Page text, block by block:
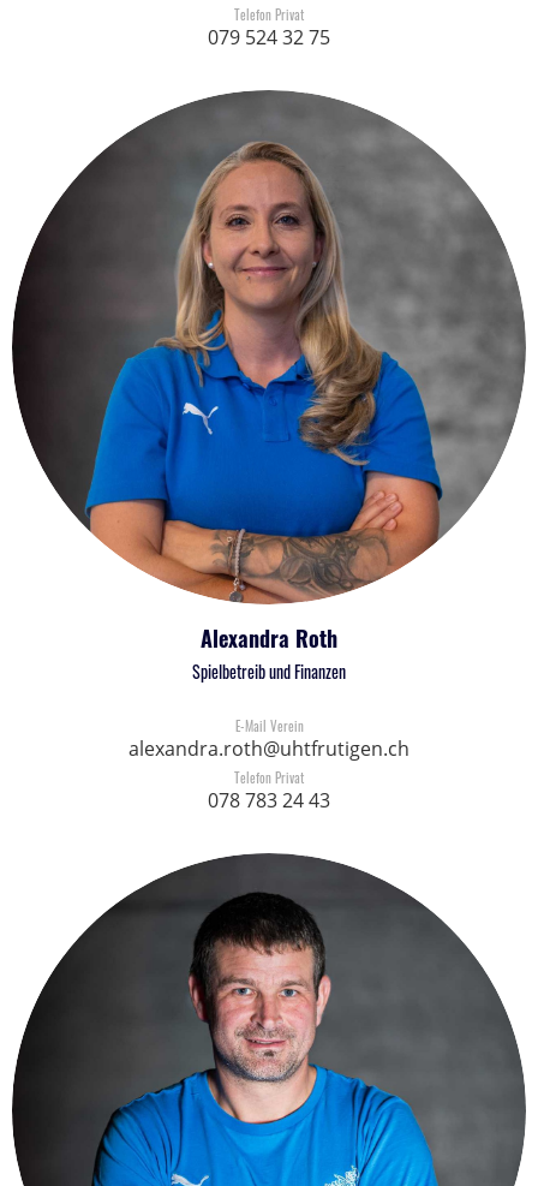
Telefon Privat
079 524 32 75
Alexandra Roth
Spielbetreib und Finanzen
E-Mail Verein
alexandra.roth@uhtfrutigen.ch
Telefon Privat
078 783 24 43